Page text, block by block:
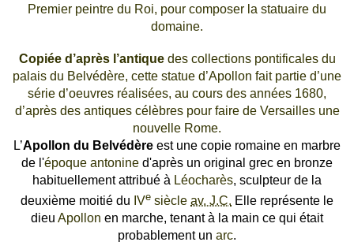
Premier peintre du Roi, pour composer la statuaire du
domaine.
Copiée d’après l’antiquedes collections pontificales du
palais du Belvédère, cette statue d’Apollon fait partie d’une
série d’oeuvres réalisées, au cours des années 1680,
d’après des antiques célèbres pour faire de Versailles une
nouvelle Rome.
L’Apollon du Belvédère est une copie romaine en marbre
de l'époque antonine d'après un original grec en bronze
habituellement attribué à Léocharès, sculpteur de la
deuxième moitié du IVe siècle av. J.C. Elle représente le
dieu Apollon en marche, tenant à la main ce qui était
probablement un arc.